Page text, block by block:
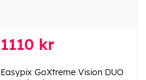
1110 kr
Easypix GoXtreme Vision DUO